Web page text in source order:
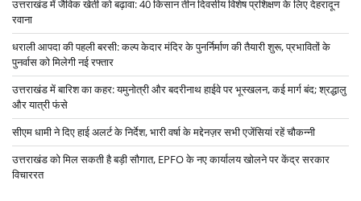
उत्तराखंड में जैविक खेती को बढ़ावा: 40 किसान तीन दिवसीय विशेष प्रशिक्षण के लिए देहरादून
रवाना
धराली आपदा की पहली बरसी: कल्प केदार मंदिर के पुनर्निर्माण की तैयारी शुरू, प्रभावितों के
पुनर्वास को मिलेगी नई रफ्तार
उत्तराखंड में बारिश का कहर: यमुनोत्री और बदरीनाथ हाईवे पर भूस्खलन, कई मार्ग बंद; श्रद्धालु
और यात्री फंसे
सीएम धामी ने दिए हाई अलर्ट के निर्देश, भारी वर्षा के मद्देनज़र सभी एजेंसियां रहें चौकन्नी
उत्तराखंड को मिल सकती है बड़ी सौगात, EPFO के नए कार्यालय खोलने पर केंद्र सरकार
विचाररत